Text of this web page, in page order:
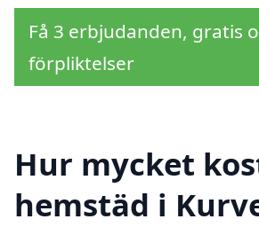
Få 3 erbjudanden, gratis
förpliktelser
Hur mycket
hemstäd i